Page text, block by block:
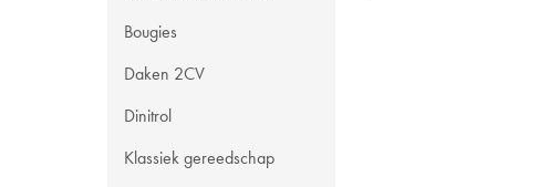
Bougies
Daken 2CV
Dinitrol
Klassiek gereedschap